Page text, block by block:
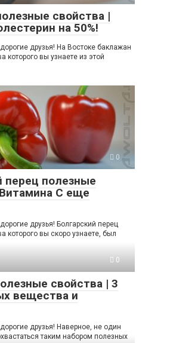
свойства |
на 50%!
друзья! На Востоке баклажан
которого вы узнаете из этой
0
перец полезные
С еще
друзья! Болгарский перец
которого вы скоро узнаете, был
0
свойства | 3
вещества и
друзья! Наверное, не один
таким набором полезных